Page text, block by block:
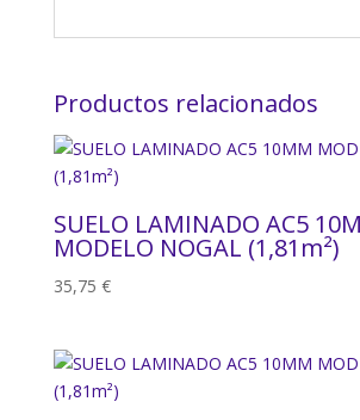
Productos relacionados
SUELO LAMINADO AC5
MODELO NOGAL (1,81m²)
35,75 €